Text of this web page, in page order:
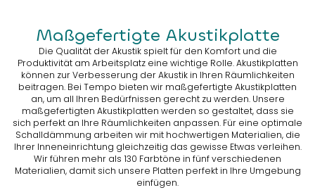
Maßgefertigte Akustikplatte
Die Qualität der Akustik spielt für den Komfort und die
Produktivität am Arbeitsplatz eine wichtige Rolle. Akustikplatten
können zur Verbesserung der Akustik in Ihren Räumlichkeiten
beitragen. Bei Tempo bieten wir maßgefertigte Akustikplatten
an, um all Ihren Bedürfnissen gerecht zu werden. Unsere
maßgefertigten Akustikplatten werden so gestaltet, dass sie
sich perfekt an Ihre Räumlichkeiten anpassen. Für eine optimale
Schalldämmung arbeiten wir mit hochwertigen Materialien, die
Ihrer Inneneinrichtung gleichzeitig das gewisse Etwas verleihen.
Wir führen mehr als 130 Farbtöne in fünf verschiedenen
Materialien, damit sich unsere Platten perfekt in Ihre Umgebung
einfügen.